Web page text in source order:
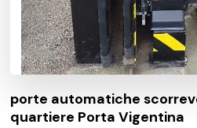
porte automatiche
quartiere Porta Vigentina